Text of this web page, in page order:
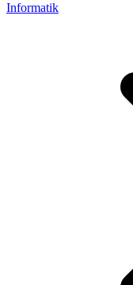
Informatik